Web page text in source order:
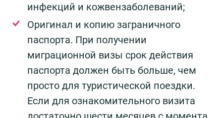
инфекций и кожвензаболеваний;
Оригинал и копию заграничного
паспорта. При получении
миграционной визы срок действия
паспорта должен быть больше, чем
просто для туристической поездки.
Если для ознакомительного визита